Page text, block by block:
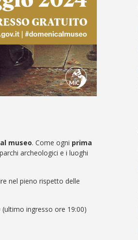
museo. Come ogni prima
archeologici e i luoghi
nel pieno rispetto delle
ingresso ore 19:00)